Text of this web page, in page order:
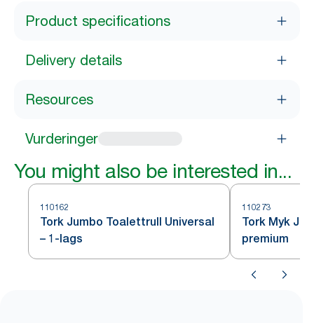
Product specifications
Delivery details
Resources
Vurderinger
You might also be interested in...
110162
Tork Jumbo Toalettrull Universal
– 1-lags
110273
Tork Myk
premium